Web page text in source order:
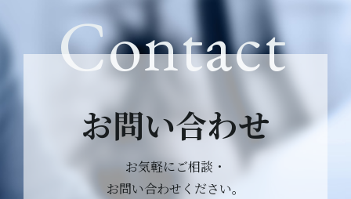
Contact
お問い合わせ
お気軽にご相談・
お問い合わせください。